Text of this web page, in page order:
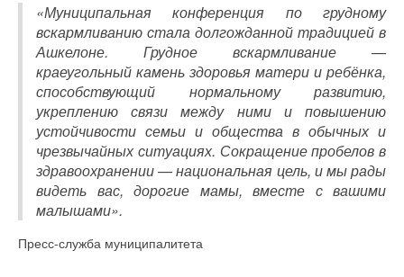
«Муниципальная конференция по грудному
вскармливанию стала долгожданной традицией в
Ашкелоне. Грудное вскармливание —
краеугольный камень здоровья матери и ребёнка,
способствующий нормальному развитию,
укреплению связи между ними и повышению
устойчивости семьи и общества в обычных и
чрезвычайных ситуациях. Сокращение пробелов в
здравоохранении — национальная цель, и мы рады
видеть вас, дорогие мамы, вместе с вашими
малышами».
Пресс-служба муниципалитета